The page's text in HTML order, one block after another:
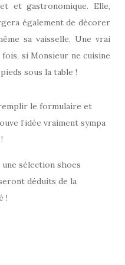
et gastronomique. Elle,
également de décorer
sa vaisselle. Une vrai
si Monsieur ne cuisine
sous la table !
le formulaire et
l’idée vraiment sympa
sélection shoes
déduits de la
!